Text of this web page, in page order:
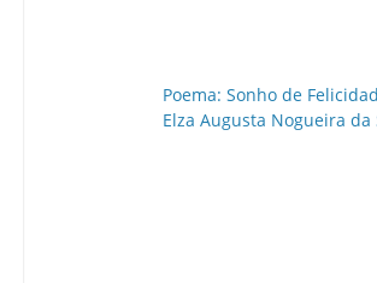
Poema: Sonho de
Elza Augusta Nogueira da